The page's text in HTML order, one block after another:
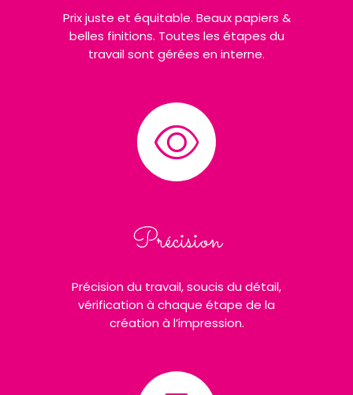
Précision
Précision du travail, soucis du détail,
vérification à chaque étape de la
création à l’impression.
Prix juste et équitable. Beaux papiers &
belles finitions. Toutes les étapes du
travail sont gérées en interne.